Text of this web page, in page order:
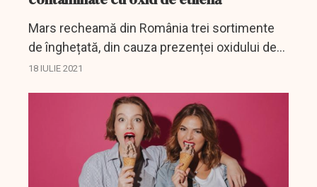
Mars recheamă din România trei sortimente
de înghețată, din cauza prezenței oxidului de
etilenă într-un ingredient produs de unul dintre
18 IULIE 2021